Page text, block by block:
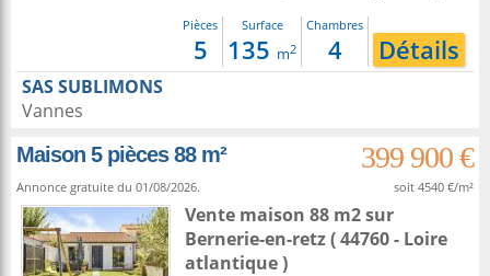
Pièces
5
Surface
135 m2
Chambres
4 Détails
SAS SUBLIMONS
Vannes
Maison 5 pièces 88 m²
399 900 €
Annonce gratuite du 01/08/2026. soit 4540 €/m²
Vente maison 88 m2sur
Bernerie-en-retz( 44760 - Loire
atlantique )